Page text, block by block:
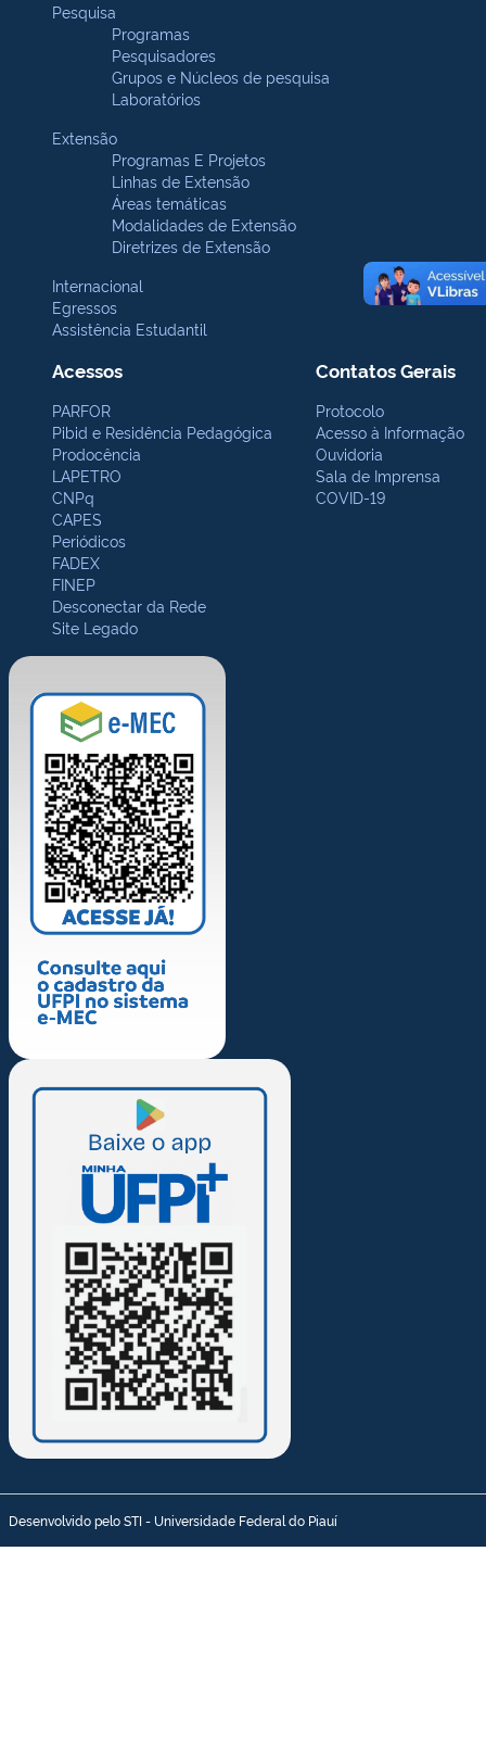
Pesquisa
Programas
Pesquisadores
Grupos e Núcleos de pesquisa
Laboratórios
Extensão
Programas E Projetos
Linhas de Extensão
Áreas temáticas
Modalidades de Extensão
Diretrizes de Extensão
Internacional
Egressos
Assistência Estudantil
Acessos
PARFOR
Pibid e Residência Pedagógica
Prodocência
LAPETRO
CNPq
CAPES
Periódicos
FADEX
FINEP
Desconectar da Rede
Site Legado
Contatos Gerais
Protocolo
Acesso à Informação
Ouvidoria
Sala de Imprensa
COVID-19
Desenvolvido pelo STI - Universidade Federal do Piauí